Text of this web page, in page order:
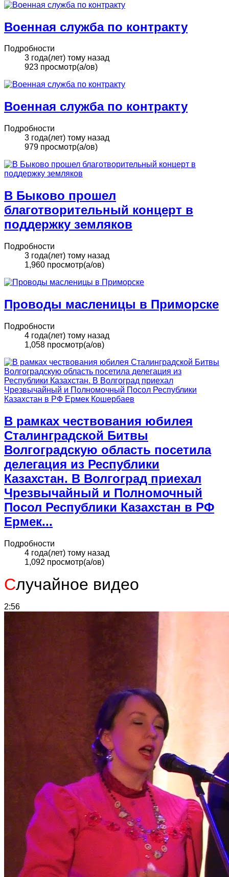
Военная служба по контракту
Подробности
3 года(лет) тому назад
923 просмотр(а/ов)
Военная служба по контракту
Подробности
3 года(лет) тому назад
979 просмотр(а/ов)
В Быково прошел
благотворительный концерт в
поддержку земляков
Подробности
3 года(лет) тому назад
1,960 просмотр(а/ов)
Проводы масленицы в Приморске
Подробности
4 года(лет) тому назад
1,058 просмотр(а/ов)
В рамках чествования юбилея
Сталинградской Битвы
Волгоградскую область посетила
делегация из Республики
Казахстан. В Волгоград приехал
Чрезвычайный и Полномочный
Посол Республики Казахстан в РФ
Ермек...
Подробности
4 года(лет) тому назад
1,092 просмотр(а/ов)
Случайное видео
2:56